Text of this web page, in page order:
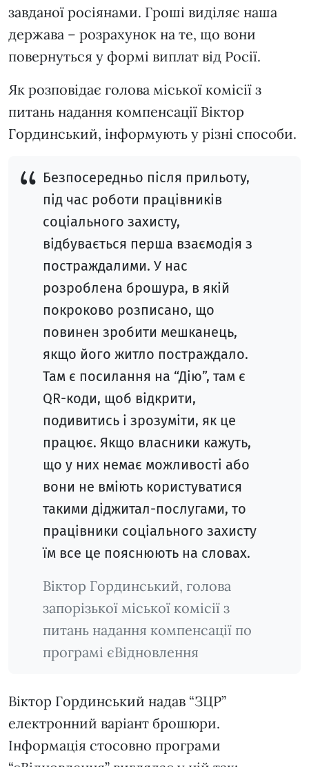
завданої росіянами. Гроші виділяє наша
держава – розрахунок на те, що вони
повернуться у формі виплат від Росії.
Як розповідає голова міської комісії з
питань надання компенсації Віктор
Гординський, інформують у різні способи.
Безпосередньо після прильоту,
під час роботи працівників
соціального захисту,
відбувається перша взаємодія з
постраждалими. У нас
розроблена брошура, в якій
покроково розписано, що
повинен зробити мешканець,
якщо його житло постраждало.
Там є посилання на “Дію”, там є
QR-коди, щоб відкрити,
подивитись і зрозуміти, як це
працює. Якщо власники кажуть,
що у них немає можливості або
вони не вміють користуватися
такими діджитал-послугами, то
працівники соціального захисту
їм все це пояснюють на словах.
Віктор Гординський, голова
запорізької міської комісії з
питань надання компенсації по
програмі єВідновлення
Віктор Гординський надав “ЗЦР”
електронний варіант брошюри.
Інформація стосовно програми